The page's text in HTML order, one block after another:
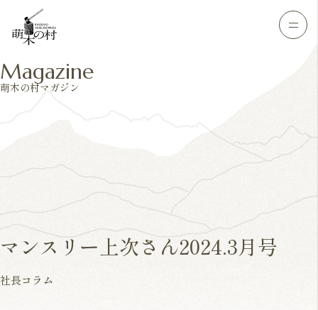
Magazine
萌木の村マガジン
マンスリー上次さん2024.3月号
社長コラム